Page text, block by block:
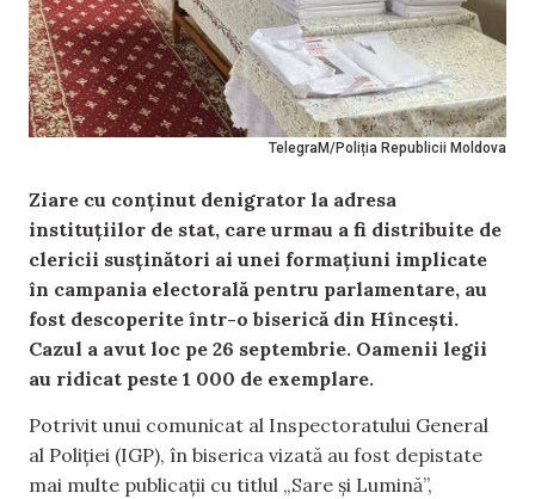
TelegraM/Poliția Republicii Moldova
Ziare cu conținut denigrator la adresa
instituțiilor de stat, care urmau a fi distribuite de
clericii susținători ai unei formațiuni implicate
în campania electorală pentru parlamentare, au
fost descoperite într-o biserică din Hîncești.
Cazul a avut loc pe 26 septembrie. Oamenii legii
au ridicat peste 1 000 de exemplare.
Potrivit unui comunicat al Inspectoratului General
al Poliției (IGP), în biserica vizată au fost depistate
mai multe publicații cu titlul „Sare și Lumină”,